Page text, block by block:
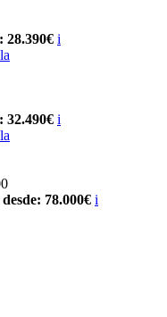
28.390€ i
32.490€ i
78.000€ i